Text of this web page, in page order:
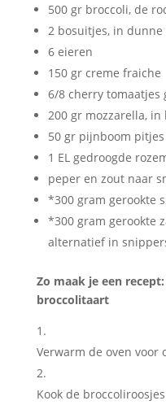
500 gr broccoli, de
2 bosuitjes, in
6 eieren
150 gr creme fraiche
6/8 cherry tomaatjes
200 gr mozzarella,
50 gr pijnboom pitjes
1 EL gedroogde
peper en zout naar
*300 gram gerookte
*300 gram gerookte
alternatief in
Zo maak je een
broccolitaart
Verwarm de oven voor
Kook de